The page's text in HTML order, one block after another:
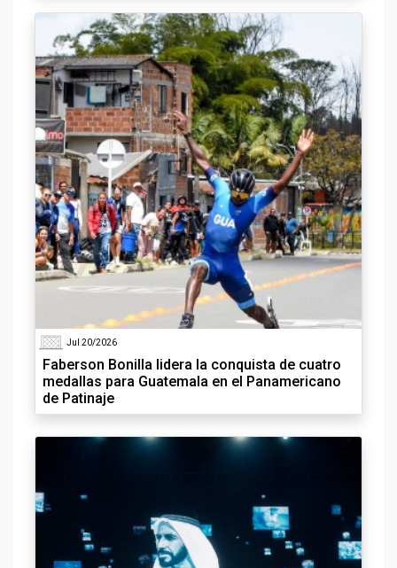
Jul 20/2026
Faberson Bonilla lidera la conquista de cuatro
medallas para Guatemala en el Panamericano
de Patinaje